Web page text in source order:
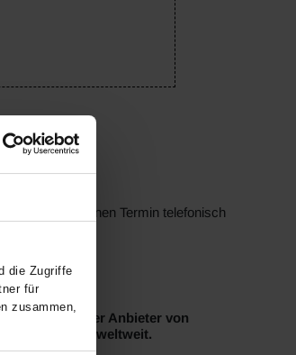
die Zugriffe
für
zusammen,
Sie einen Termin telefonisch
ein führender Anbieter von
Händler weltweit.